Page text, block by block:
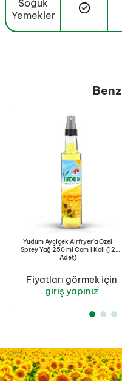
Soğuk
Yemekler
Yudum Ayçiçek Airfryer'a Özel
Sprey Yağ 250 ml Cam 1 Koli (12
Adet)
Fiyatları görmek için
giriş yapınız